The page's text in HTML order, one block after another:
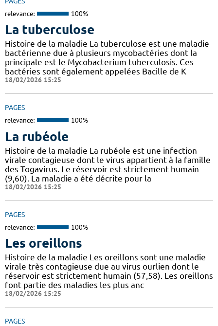
relevance: 100%
La tuberculose
Histoire de la maladie La tuberculose est une maladie
bactérienne due à plusieurs mycobactéries dont la
principale est le Mycobacterium tuberculosis. Ces
bactéries sont également appelées Bacille de K
18/02/2026 15:25
PAGES
relevance: 100%
La rubéole
Histoire de la maladie La rubéole est une infection
virale contagieuse dont le virus appartient à la famille
des Togavirus. Le réservoir est strictement humain
(9,60). La maladie a été décrite pour la
18/02/2026 15:25
PAGES
relevance: 100%
Les oreillons
Histoire de la maladie Les oreillons sont une maladie
virale très contagieuse due au virus ourlien dont le
réservoir est strictement humain (57,58). Les oreillons
font partie des maladies les plus anc
18/02/2026 15:25
PAGES